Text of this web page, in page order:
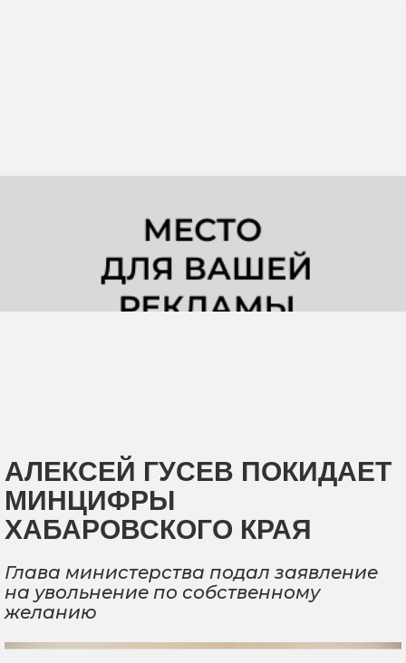
АЛЕКСЕЙ ГУСЕВ ПОКИДАЕТ
МИНЦИФРЫ
ХАБАРОВСКОГО КРАЯ
Глава министерства подал заявление
на увольнение по собственному
желанию